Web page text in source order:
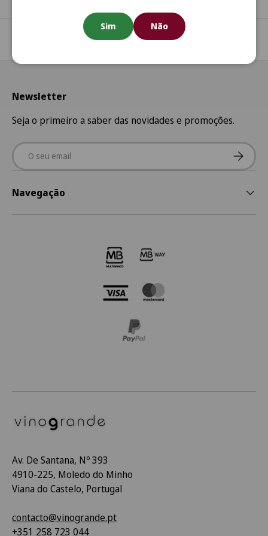
Sim Não
Regressar ao início
Newsletter
Seja o primeiro a saber das novidades e promoções.
Email
Navegação
Av. De Santana, Nº 393
4910-225, Moledo do Minho
Viana do Castelo, Portugal
contacto@vinogrande.pt
+351 258 723 044